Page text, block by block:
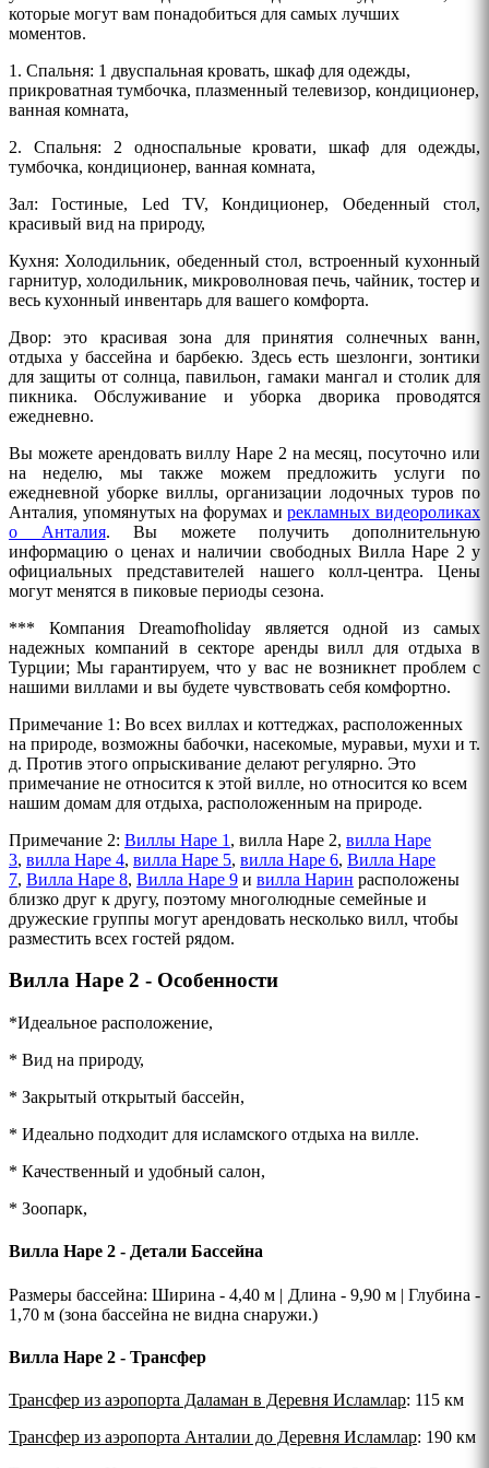
которые могут вам понадобиться для самых лучших
моментов.
1. Спальня: 1 двуспальная кровать, шкаф для одежды,
прикроватная тумбочка, плазменный телевизор, кондиционер,
ванная комната,
2. Спальня: 2 односпальные кровати, шкаф для одежды,
тумбочка, кондиционер, ванная комната,
Зал: Гостиные, Led TV, Кондиционер, Обеденный стол,
красивый вид на природу,
Кухня: Холодильник, обеденный стол, встроенный кухонный
гарнитур, холодильник, микроволновая печь, чайник, тостер и
весь кухонный инвентарь для вашего комфорта.
Двор: это красивая зона для принятия солнечных ванн,
отдыха у бассейна и барбекю. Здесь есть шезлонги, зонтики
для защиты от солнца, павильон, гамаки мангал и столик для
пикника. Обслуживание и уборка дворика проводятся
ежедневно.
Вы можете арендовать виллуНаре 2 на месяц, посуточно или
на неделю, мы также можем предложить услуги по
ежедневной уборке виллы, организации лодочных туров по
Анталия, упомянутых на форумах ирекламных видеороликах
о Анталия. Вы можете получить дополнительную
информацию о ценах и наличии свободных ВиллаНаре 2 у
официальных представителей нашего колл-центра. Цены
могут менятся в пиковые периоды сезона.
*** Компания Dreamofholiday является одной из самых
надежных компаний в секторе аренды вилл для отдыха в
Турции; Мы гарантируем, что у вас не возникнет проблем с
нашими виллами и вы будете чувствовать себя комфортно.
Примечание 1: Во всех виллах и коттеджах, расположенных
на природе, возможны бабочки, насекомые, муравьи, мухи и т.
д. Против этого опрыскивание делают регулярно. Это
примечание не относится к этой вилле, но относится ко всем
нашим домам для отдыха, расположенным на природе.
Примечание 2: Виллы Наре 1 , вилла Наре 2, вилла Наре
3, вилла Наре 4, вилла Наре 5, вилла Наре 6, Вилла Наре
7, Вилла Наре 8, Вилла Наре 9 и вилла Нарин расположены
близко друг к другу, поэтому многолюдные семейные и
дружеские группы могут арендовать несколько вилл, чтобы
разместить всех гостей рядом.
Вилла Наре 2 - Особенности
*Идеальное расположение,
* Вид на природу,
* Закрытый открытый бассейн,
* Идеально подходит для исламского отдыха на вилле.
* Качественный и удобный салон,
* Зоопарк,
Вилла Наре 2 - Детали Бассейна
Размеры бассейна: Ширина - 4,40 м | Длина - 9,90 м | Глубина -
1,70 м (зона бассейна не видна снаружи.)
Вилла Наре 2 - Трансфер
Трансфер из аэропорта Даламан в Деревня Исламлар: 115 км
Трансфер из аэропорта Анталии до Деревня Исламлар: 190 км